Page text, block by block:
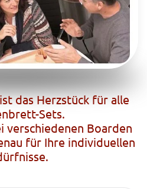
das Herzstück für alle
Sets.
verschiedenen Boarden
für Ihre individuellen